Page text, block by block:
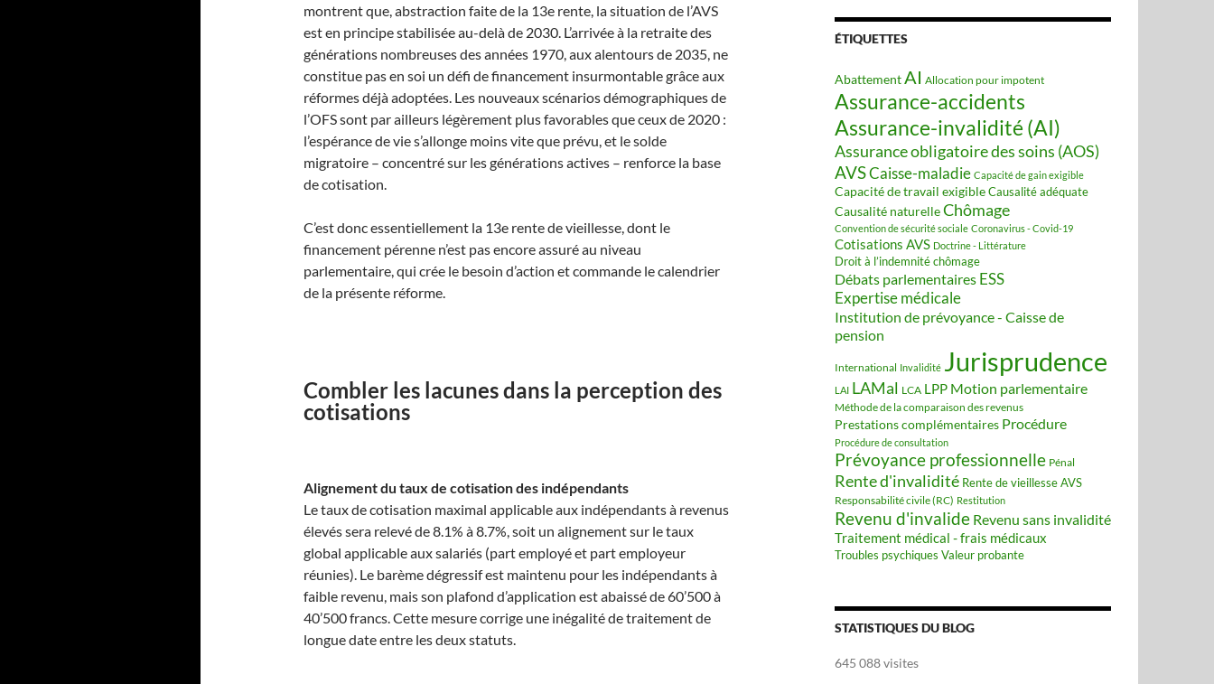
montrent que, abstraction faite de la 13e rente, la situation de l’AVS
est en principe stabilisée au-delà de 2030. L’arrivée à la retraite des
générations nombreuses des années 1970, aux alentours de 2035, ne
constitue pas en soi un défi de financement insurmontable grâce aux
réformes déjà adoptées. Les nouveaux scénarios démographiques de
l’OFS sont par ailleurs légèrement plus favorables que ceux de 2020 :
l’espérance de vie s’allonge moins vite que prévu, et le solde
migratoire – concentré sur les générations actives – renforce la base
de cotisation.
C’est donc essentiellement la 13e rente de vieillesse, dont le
financement pérenne n’est pas encore assuré au niveau
parlementaire, qui crée le besoin d’action et commande le calendrier
de la présente réforme.
Combler les lacunes dans la perception des
cotisations
Alignement du taux de cotisation des indépendants
Le taux de cotisation maximal applicable aux indépendants à revenus
élevés sera relevé de 8.1% à 8.7%, soit un alignement sur le taux
global applicable aux salariés (part employé et part employeur
réunies). Le barème dégressif est maintenu pour les indépendants à
faible revenu, mais son plafond d’application est abaissé de 60’500 à
40’500 francs. Cette mesure corrige une inégalité de traitement de
longue date entre les deux statuts.
ÉTIQUETTES
Abattement AI Allocation pour impotent
Assurance-accidents
Assurance-invalidité (AI)
Assurance obligatoire des soins (AOS)
AVSCaisse-maladie Capacité de gain exigible
Capacité de travail exigible Causalité adéquate
Causalité naturelleChômage
Convention de sécurité sociale Coronavirus - Covid-19
Cotisations AVS Doctrine - Littérature
Droit à l’indemnité chômage
Débats parlementaires ESS
Expertise médicale
Institution de prévoyance - Caisse de
pension
International Invalidité Jurisprudence
LAI LAMal LCA LPP Motion parlementaire
Méthode de la comparaison des revenus
Prestations complémentaires Procédure
Procédure de consultation
Prévoyance professionnelle Pénal
Rente d'invalidité Rente de vieillesse AVS
Responsabilité civile (RC) Restitution
Revenu d'invalide Revenu sans invalidité
Traitement médical - frais médicaux
Troubles psychiques Valeur probante
STATISTIQUES DU BLOG
645 088 visites